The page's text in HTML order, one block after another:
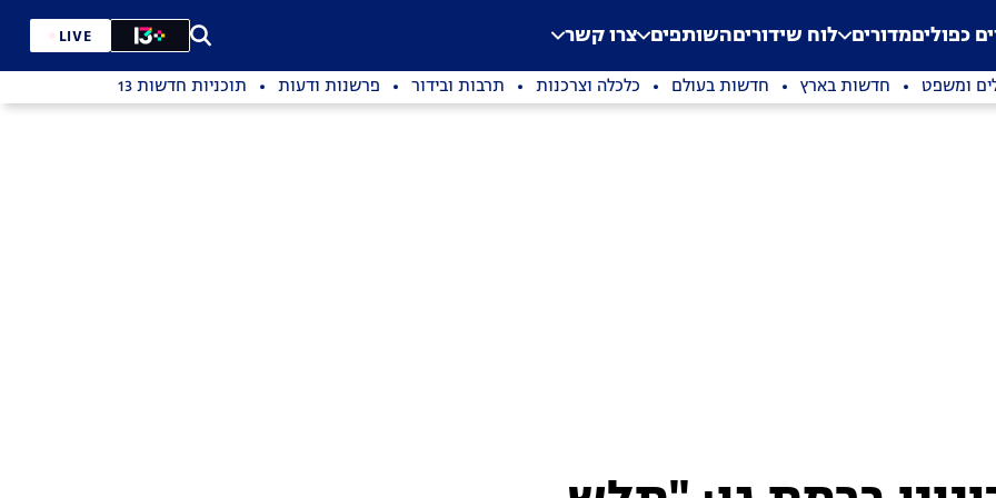
Application error: a
. כפוליםמדורים לוח שידוריםהשותפים צרו קשר LIVE
ומשפט חדשות בארץ חדשות בעולם כלכלה וצרכנות תרבות ובידור פרשנות ודעות תוכניות חדשות 13